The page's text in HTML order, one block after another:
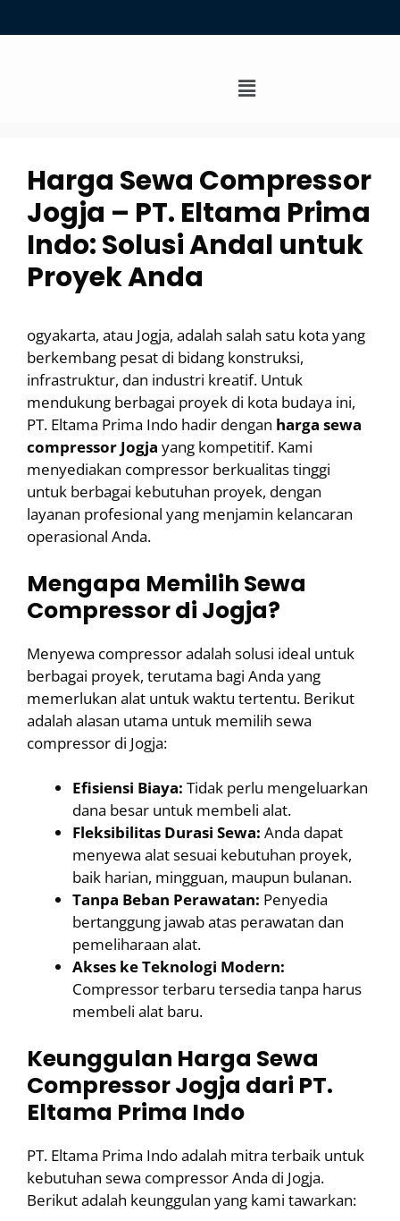
Harga Sewa Compressor
Jogja – PT. Eltama Prima
Indo: Solusi Andal untuk
Proyek Anda
ogyakarta, atau Jogja, adalah salah satu kota yang
berkembang pesat di bidang konstruksi,
infrastruktur, dan industri kreatif. Untuk
mendukung berbagai proyek di kota budaya ini,
PT. Eltama Prima Indo hadir dengan harga sewa
compressor Jogja yang kompetitif. Kami
menyediakan compressor berkualitas tinggi
untuk berbagai kebutuhan proyek, dengan
layanan profesional yang menjamin kelancaran
operasional Anda.
Mengapa Memilih Sewa
Compressor di Jogja?
Menyewa compressor adalah solusi ideal untuk
berbagai proyek, terutama bagi Anda yang
memerlukan alat untuk waktu tertentu. Berikut
adalah alasan utama untuk memilih sewa
compressor di Jogja:
Efisiensi Biaya: Tidak perlu mengeluarkan
dana besar untuk membeli alat.
Fleksibilitas Durasi Sewa: Anda dapat
menyewa alat sesuai kebutuhan proyek,
baik harian, mingguan, maupun bulanan.
Tanpa Beban Perawatan: Penyedia
bertanggung jawab atas perawatan dan
pemeliharaan alat.
Akses ke Teknologi Modern:
Compressor terbaru tersedia tanpa harus
membeli alat baru.
Keunggulan Harga Sewa
Compressor Jogja dari PT.
Eltama Prima Indo
PT. Eltama Prima Indo adalah mitra terbaik untuk
kebutuhan sewa compressor Anda di Jogja.
Berikut adalah keunggulan yang kami tawarkan: